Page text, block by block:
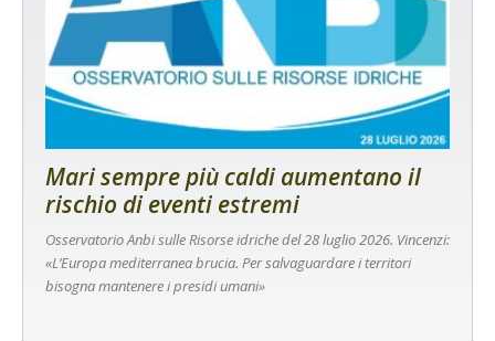
Mari sempre più caldi aumentano il
rischio di eventi estremi
Osservatorio Anbi sulle Risorse idriche del 28 luglio 2026. Vincenzi:
«L’Europa mediterranea brucia. Per salvaguardare i territori
bisogna mantenere i presidi umani»